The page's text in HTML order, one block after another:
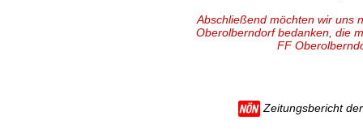
Abschließend möchten wir uns
Oberolberndorf bedanken, die
FF
Zeitungsbericht